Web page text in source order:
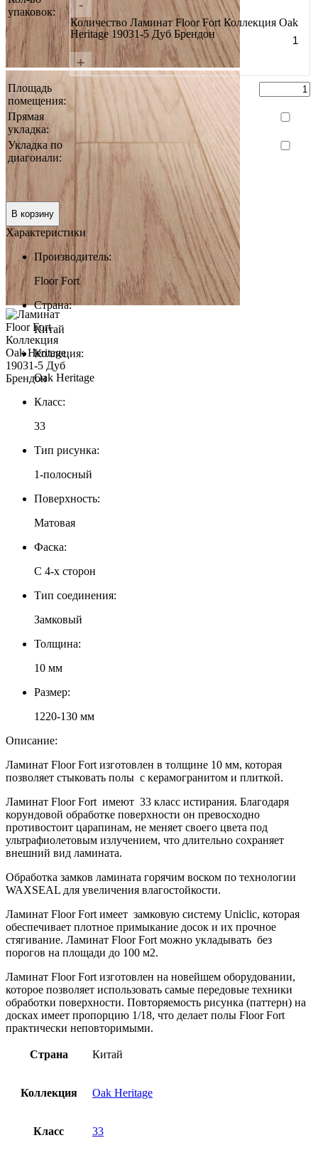
упаковок:
-
Количество Ламинат Floor Fort Коллекция Oak
Heritage 19031-5 Дуб Брендон
+
Площадь
помещения:
Прямая
укладка:
Укладка по
диагонали:
В корзину
Характеристики
Производитель:
Floor Fort
Страна:
Китай
Коллеция:
Oak Heritage
Класс:
33
Тип рисунка:
1-полосный
Поверхность:
Матовая
Фаска:
С 4-х сторон
Тип соединения:
Замковый
Толщина:
10 мм
Размер:
1220-130 мм
Описание:
Ламинат Floor Fort изготовлен в толщине 10 мм, которая
позволяет стыковать полы с керамогранитом и плиткой.
Ламинат Floor Fort имеют 33 класс истирания. Благодаря
корундовой обработке поверхности он превосходно
противостоит царапинам, не меняет своего цвета под
ультрафиолетовым излучением, что длительно сохраняет
внешний вид ламината.
Обработка замков ламината горячим воском по технологии
WAXSEAL для увеличения влагостойкости.
Ламинат Floor Fort имеет замковую систему Uniclic, которая
обеспечивает плотное примыкание досок и их прочное
стягивание. Ламинат Floor Fort можно укладывать без
порогов на площади до 100 м2.
Ламинат Floor Fort изготовлен на новейшем оборудовании,
которое позволяет использовать самые передовые техники
обработки поверхности. Повторяемость рисунка (паттерн) на
досках имеет пропорцию 1/18, что делает полы Floor Fort
практически неповторимыми.
Страна Китай
Коллекция Oak Heritage
Класс 33